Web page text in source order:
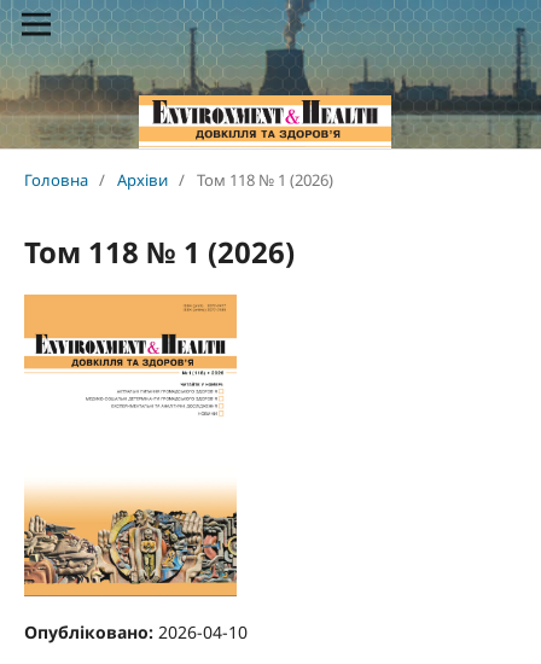
Головна / Архіви / Том 118 № 1 (2026)
Том 118 № 1 (2026)
Опубліковано: 2026-04-10